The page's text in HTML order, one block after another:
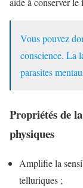
Vous pouvez
conscience. La
parasites
Propriétés de
physiques
Amplifie la
telluriques ;